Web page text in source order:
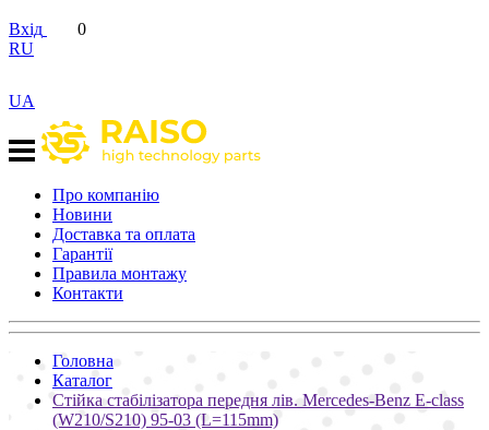
Вхід
0
RU
UA
Про компанію
Новини
Доставка та оплата
Гарантії
Правила монтажу
Контакти
Головна
Каталог
Стійка стабілізатора передня лів. Mercedes-Benz E-class
(W210/S210) 95-03 (L=115mm)